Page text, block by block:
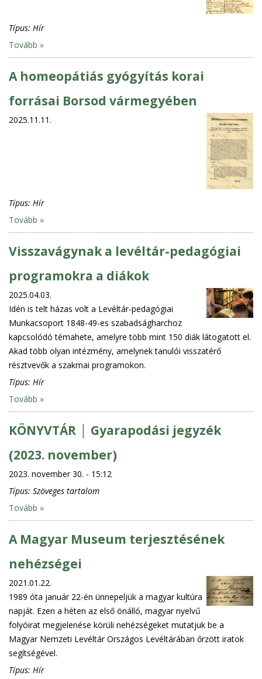
Típus: Hír
Tovább »
A homeopátiás gyógyítás korai
forrásai Borsod vármegyében
2025.11.11.
Típus: Hír
Tovább »
Visszavágynak a levéltár-pedagógiai
programokra a diákok
2025.04.03.
Idén is telt házas volt a Levéltár-pedagógiai
Munkacsoport 1848-49-es szabadságharchoz
kapcsolódó témahete, amelyre több mint 150 diák látogatott el.
Akad több olyan intézmény, amelynek tanulói visszatérő
résztvevők a szakmai programokon.
Típus: Hír
Tovább »
KÖNYVTÁR │ Gyarapodási jegyzék
(2023. november)
2023. november 30. - 15:12
Típus: Szöveges tartalom
Tovább »
A Magyar Museum terjesztésének
nehézségei
2021.01.22.
1989 óta január 22-én ünnepeljük a magyar kultúra
napját. Ezen a héten az első önálló, magyar nyelvű
folyóirat megjelenése körüli nehézségeket mutatjuk be a
Magyar Nemzeti Levéltár Országos Levéltárában őrzött iratok
segítségével.
Típus: Hír